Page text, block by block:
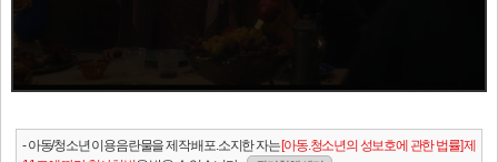
- 아동/청소년 이용음란물을 제작.배포.소지한 자는[아동.청소년의 성보호에 관한 법률] 제